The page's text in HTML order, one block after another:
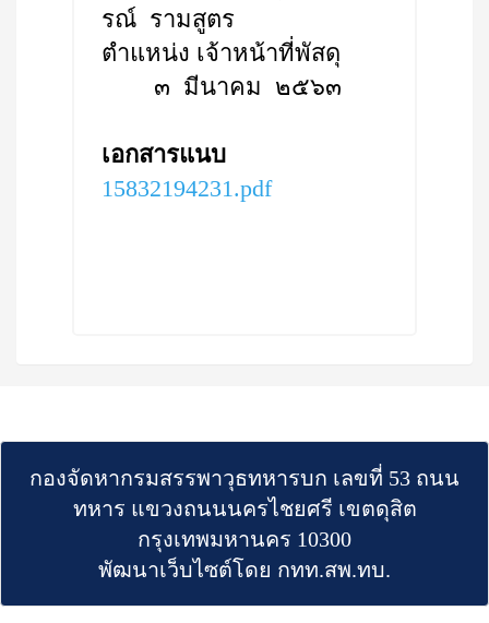
รณ์ รามสูตร
ตำแหน่ง เจ้าหน้าที่พัสดุ
๓ มีนาคม ๒๕๖๓
เอกสารแนบ
15832194231.pdf
กองจัดหากรมสรรพาวุธทหารบก เลขที่ 53 ถนน
ทหาร แขวงถนนนครไชยศรี เขตดุสิต
กรุงเทพมหานคร 10300
พัฒนาเว็บไซต์โดย กทท.สพ.ทบ.